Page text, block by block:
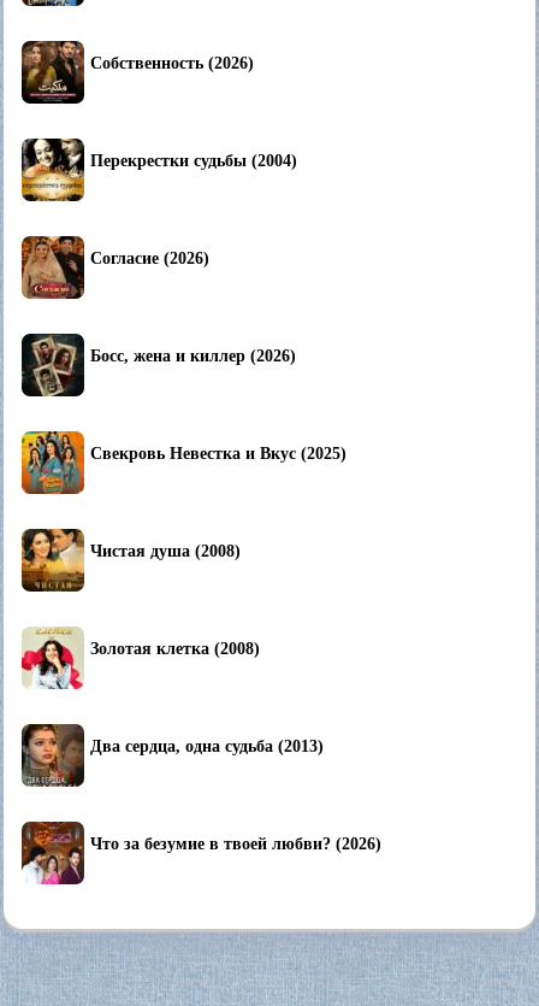
Собственность (2026)
Перекрестки судьбы (2004)
Согласие (2026)
Босс, жена и киллер (2026)
Свекровь Невестка и Вкус (2025)
Чистая душа (2008)
Золотая клетка (2008)
Два сердца, одна судьба (2013)
Что за безумие в твоей любви? (2026)